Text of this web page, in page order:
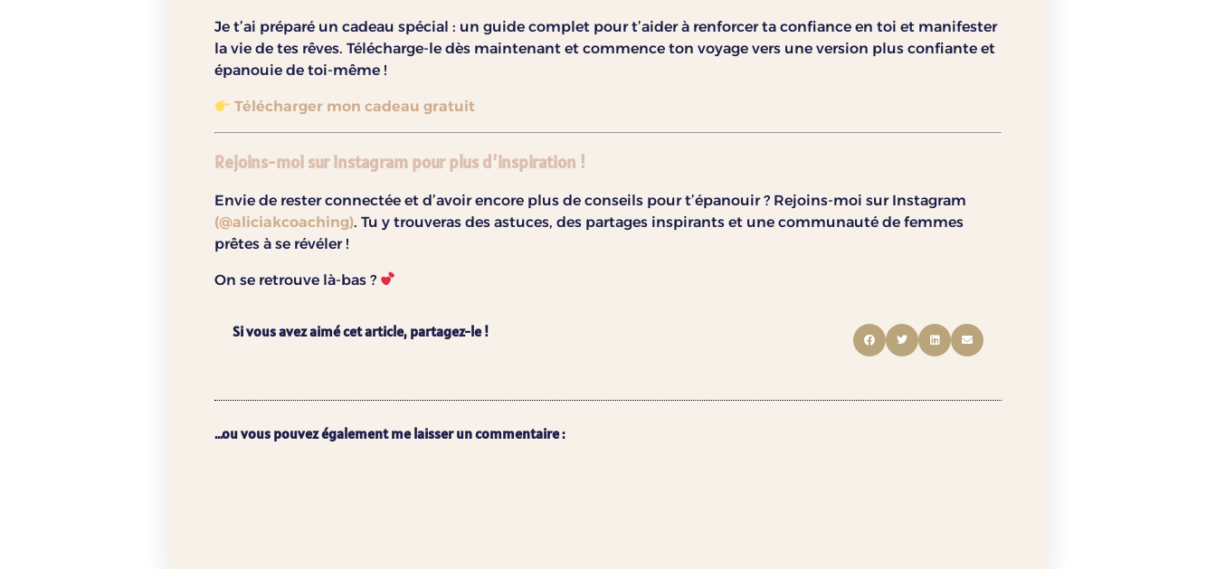
Je t’ai préparé un cadeau spécial : un guide complet pour t’aider à renforcer ta confiance en toi et manifester
la vie de tes rêves. Télécharge-le dès maintenant et commence ton voyage vers une version plus confiante et
épanouie de toi-même !
Télécharger mon cadeau gratuit
Rejoins-moi sur Instagram pour plus d’inspiration !
Envie de rester connectée et d’avoir encore plus de conseils pour t’épanouir ? Rejoins-moi sur Instagram
(@aliciakcoaching). Tu y trouveras des astuces, des partages inspirants et une communauté de femmes
prêtes à se révéler !
On se retrouve là-bas ?
Si vous avez aimé cet article, partagez-le !
...ou vous pouvez également me laisser un commentaire :